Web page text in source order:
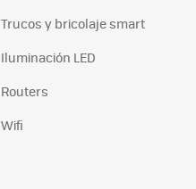
Trucos y bricolaje smart
Iluminación LED
Routers
Wifi